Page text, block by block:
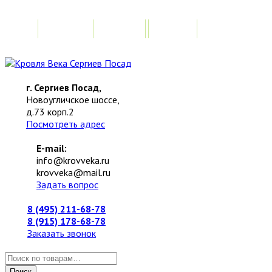
г. Сергиев Посад,
Новоугличское шоссе,
д.73 корп.2
Посмотреть адрес
E-mail:
info@krovveka.ru
krovveka@mail.ru
Задать вопрос
8 (495) 211-68-78
8 (915) 178-68-78
Заказать звонок
Искать: